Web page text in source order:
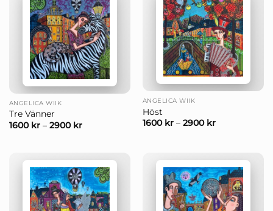
ANGELICA WIIK
Tre Vänner
1600 kr– 2900 kr
ANGELICA WIIK
Höst
1600 kr– 2900 kr